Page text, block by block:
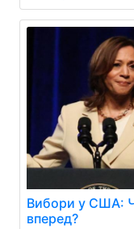
Вибори у США:
вперед?